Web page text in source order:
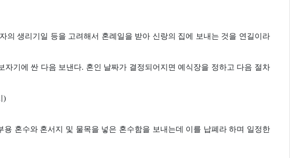
의 생리기일 등을 고려해서 혼례일을 받아 신랑의 집에 보내는 것을 연길이라
기에 싼 다음 보낸다. 혼인 날짜가 결정되어지면 예식장을 정하고 다음 절차
)
혼수와 혼서지 및 물목을 넣은 혼수함을 보내는데 이를 납폐라 하며 일정한